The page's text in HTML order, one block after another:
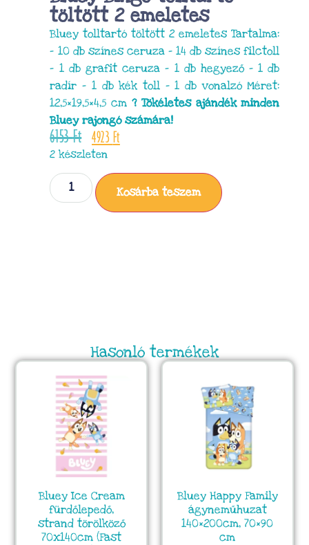
töltött 2 emeletes
Bluey tolltartó töltött 2 emeletes Tartalma:
– 10 db színes ceruza – 14 db színes filctoll
– 1 db grafit ceruza – 1 db hegyező – 1 db
radír – 1 db kék toll – 1 db vonalzó Méret:
12,5×19,5×4,5 cm? Tökéletes ajándék minden
Bluey rajongó számára!
6153Ft 4923Ft
2 készleten
Kosárba teszem
Hasonló termékek
Bluey Ice Cream
fürdőlepedő,
strand törölköző
70x140cm (Fast
Bluey Happy Family
ágyneműhuzat
140×200cm, 70×90
cm